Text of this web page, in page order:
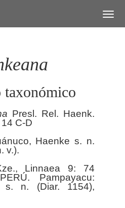
taxonómico
Presl. Rel. Haenk.
C-D
Haenke s. n.
v.).
Linnaea 9: 74
Pampayacu:
s. n. (Diar. 1154),